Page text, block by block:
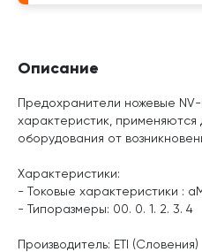
Описание
Предохранители ножевые NV-
характеристик, применяются
оборудования от
Характеристики:
- Токовые характеристики :
- Типоразмеры: 00. 0. 1. 2. 3. 4
Производитель: ETI (Словения)